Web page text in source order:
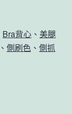
Bra背心 、 美腿
、 側刷色 、 側抓